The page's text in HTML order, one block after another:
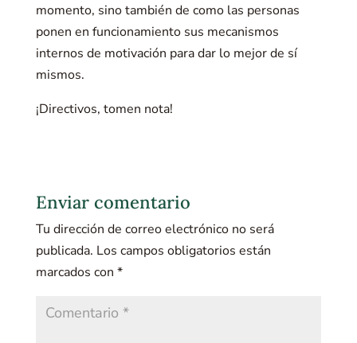
momento, sino también de como las personas
ponen en funcionamiento sus mecanismos
internos de motivación para dar lo mejor de sí
mismos.
¡Directivos, tomen nota!
Enviar comentario
Tu dirección de correo electrónico no será
publicada. Los campos obligatorios están
marcados con *